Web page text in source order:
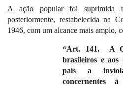
A ação popular foi suprimida
posteriormente, restabelecida na
1946, com um alcance mais amplo,
“Art. 141.
A
brasileiros e aos
país a
concernentes